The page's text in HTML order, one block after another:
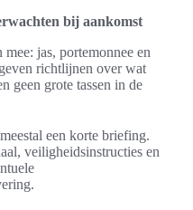
bij aankomst
jas, portemonnee en
richtlijnen over wat
geen grote tassen in de
een korte briefing.
veiligheidsinstructies en